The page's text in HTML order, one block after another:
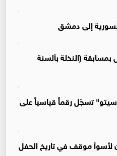
إلى دمشق
بمسابقة (النخلة بألسنة
تسجّل رقماً قياسياً على
لأسوأ موقف في تاريخ الحفل